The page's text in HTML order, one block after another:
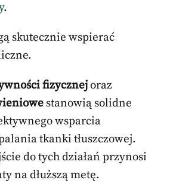
.
skutecznie wspierać
fizycznejoraz
stanowią solidne
wsparcia
tkanki tłuszczowej.
do tych działań przynosi
na dłuższą metę.